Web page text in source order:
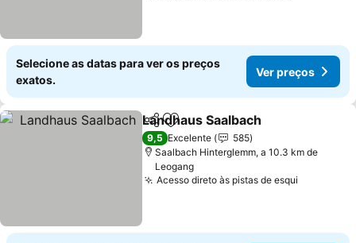
Selecione as datas para ver os preços
exatos.
Ver preços
PartilharAdicionar aos favoritos
Landhaus Saalbach
9,5 Excelente
585
Saalbach Hinterglemm, a 10.3 km de
Leogang
Acesso direto às pistas de esqui